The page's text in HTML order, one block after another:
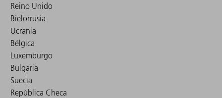
Reino Unido
Bielorrusia
Ucrania
Bélgica
Luxemburgo
Bulgaria
Suecia
República Checa